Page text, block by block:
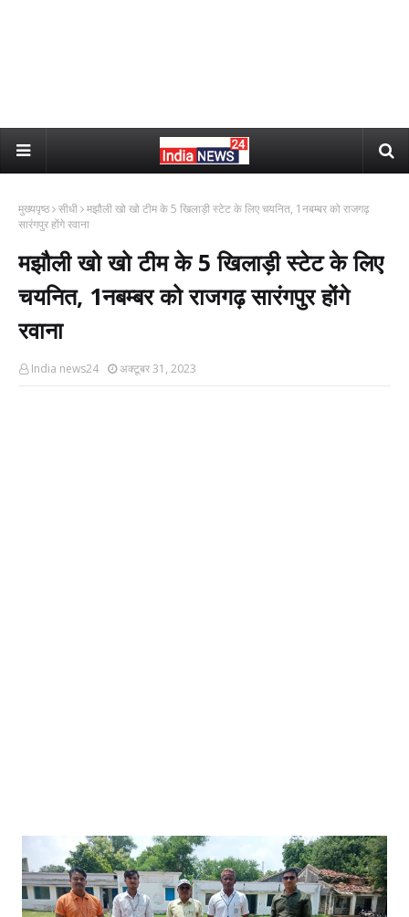
मुख्यपृष्ठ सीधी मझौली खो खो टीम के 5 खिलाड़ी स्टेट के लिए चयनित, 1नबम्बर को राजगढ़
सारंगपुर होंगे रवाना
मझौली खो खो टीम के 5 खिलाड़ी स्टेट के लिए
चयनित, 1नबम्बर को राजगढ़ सारंगपुर होंगे
रवाना
India news24 अक्टूबर 31, 2023